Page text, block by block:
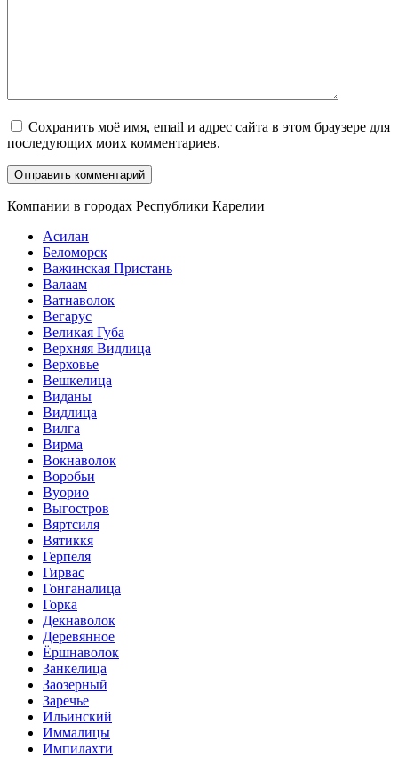
Сохранить моё имя, email и адрес сайта в этом браузере для
последующих моих комментариев.
Компании в городах Республики Карелии
Асилан
Беломорск
Важинская Пристань
Валаам
Ватнаволок
Вегарус
Великая Губа
Верхняя Видлица
Верховье
Вешкелица
Виданы
Видлица
Вилга
Вирма
Вокнаволок
Воробьи
Вуорио
Выгостров
Вяртсиля
Вятиккя
Герпеля
Гирвас
Гонганалица
Горка
Декнаволок
Деревянное
Ёршнаволок
Занкелица
Заозерный
Заречье
Ильинский
Иммалицы
Импилахти